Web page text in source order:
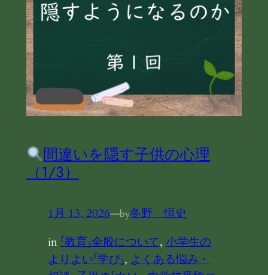
間違いを隠す子供の心理
（1/3）
1月 13, 2026—by冬野 恒史
in「教育」全般について, 小学生の
よりよい「学び」, よくある悩み・